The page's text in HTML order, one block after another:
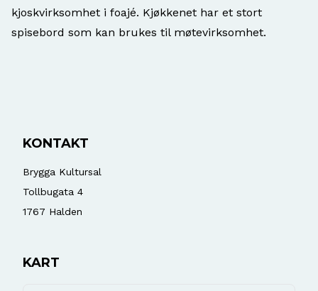
kjoskvirksomhet i foajé. Kjøkkenet har et stort
spisebord som kan brukes til møtevirksomhet.
KONTAKT
Brygga Kultursal
Tollbugata 4
1767 Halden
KART